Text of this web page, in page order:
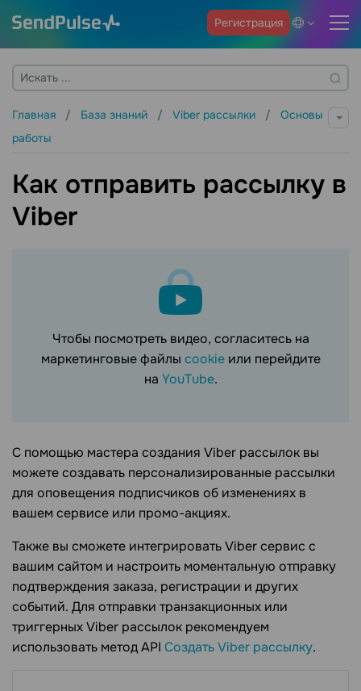
Регистрация
Главная База знаний Viber рассылки
Основы
работы
Как отправить рассылку в
Viber
Чтобы посмотреть видео, согласитесь на
маркетинговые файлы cookie или перейдите
на YouTube.
С помощью мастера создания Viber рассылок вы
можете создавать персонализированные рассылки
для оповещения подписчиков об изменениях в
вашем сервисе или промо-акциях.
Также вы сможете интегрировать Viber сервис с
вашим сайтом и настроить моментальную отправку
подтверждения заказа, регистрации и других
событий. Для отправки транзакционных или
триггерных Viber рассылок рекомендуем
использовать метод API Создать Viber рассылку.